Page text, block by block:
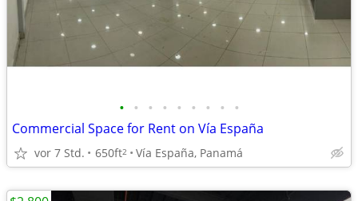
• • • • • • • • •
Commercial Space for Rent on Vía España
vor 7 Std. 650ft2 Vía España, Panamá